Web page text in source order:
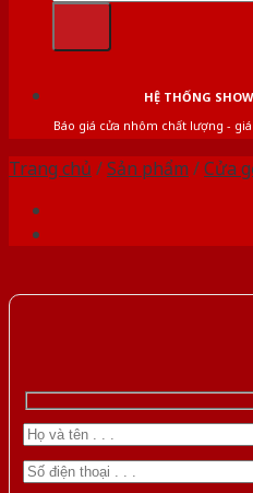
HỆ THỐNG
Báo giá cửa nhôm chất lượng -
Trang chủ /Sản phẩm /Cửa